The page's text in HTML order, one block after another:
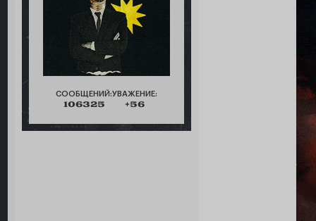
СООБЩЕНИЙ:
106325
УВАЖЕНИЕ:
+56